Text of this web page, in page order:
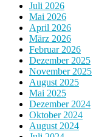
Juli 2026
Mai 2026
April 2026
März 2026
Februar 2026
Dezember 2025
November 2025
August 2025
Mai 2025
Dezember 2024
Oktober 2024
August 2024